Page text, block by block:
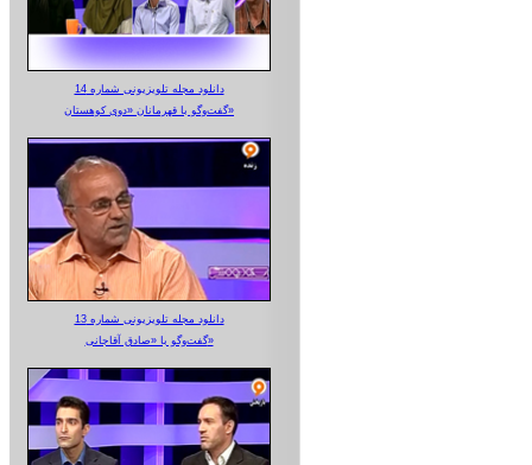
دانلود مجله تلویزیونی شماره 14
گفت‌وگو با قهرمانان «دوی کوهستان»
دانلود مجله تلویزیونی شماره 13
گفت‌وگو با «صادق آقاجانی»